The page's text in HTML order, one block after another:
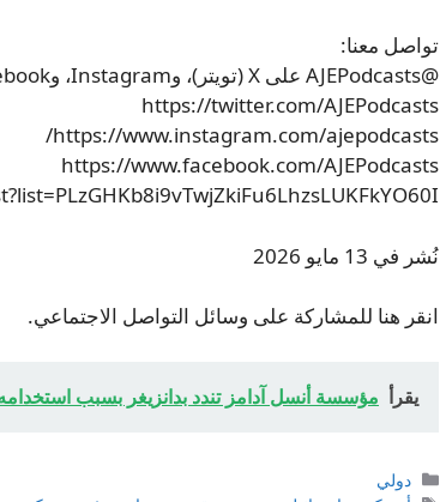
تواصل معنا:
@AJEPodcasts على X (تويتر)، وInstagram، وFacebook، وYouTube:
https://twitter.com/AJEPodcasts
https://www.instagram.com/ajepodcasts/
https://www.facebook.com/AJEPodcasts
نُشر في 13 مايو 2026
انقر هنا للمشاركة على وسائل التواصل الاجتماعي.
يقرأ مؤسسة أنسل آدامز تندد بدانزيغر بسبب
التصنيفات
دولي